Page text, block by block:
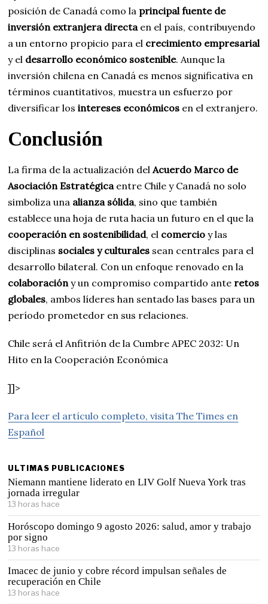
posición de Canadá como la principal fuente de
inversión extranjera directaen el país, contribuyendo
a un entorno propicio para el crecimiento empresarial
y el desarrollo económico sostenible. Aunque la
inversión chilena en Canadá es menos significativa en
términos cuantitativos, muestra un esfuerzo por
diversificar losintereses económicos en el extranjero.
Conclusión
La firma de la actualización delAcuerdo Marco de
Asociación Estratégicaentre Chile y Canadá no solo
simboliza una alianza sólida, sino que también
establece una hoja de ruta hacia un futuro en el que la
cooperación en sostenibilidad, el comercio y las
disciplinas sociales y culturales sean centrales para el
desarrollo bilateral. Con un enfoque renovado en la
colaboración y un compromiso compartido ante retos
globales, ambos líderes han sentado las bases para un
período prometedor en sus relaciones.
Chile será el Anfitrión de la Cumbre APEC 2032: Un
Hito en la Cooperación Económica
]]>
Para leer el artículo completo, visita The Times en
Español
ULTIMAS PUBLICACIONES
Niemann mantiene liderato en LIV Golf Nueva York tras
jornada irregular
13 horas hace
Horóscopo domingo 9 agosto 2026: salud, amor y trabajo
por signo
13 horas hace
Imacec de junio y cobre récord impulsan señales de
recuperación en Chile
13 horas hace